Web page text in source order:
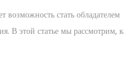
возможность стать обладателем
В этой статье мы рассмотрим,